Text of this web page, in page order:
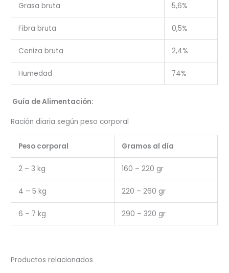
Grasa bruta 5,6%
Fibra bruta 0,5%
Ceniza bruta 2,4%
Humedad 74%
Guía de Alimentación:
Ración diaria según peso corporal
Peso corporal Gramos al día
2 – 3 kg 160 – 220 gr
4 – 5 kg 220 – 260 gr
6 – 7 kg 290 – 320 gr
Productos relacionados